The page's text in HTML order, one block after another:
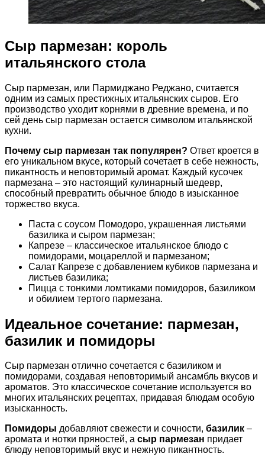
Сыр пармезан: король
итальянского стола
Сыр пармезан, или Пармиджано Реджано, считается
одним из самых престижных итальянских сыров. Его
производство уходит корнями в древние времена, и по
сей день сыр пармезан остается символом итальянской
кухни.
Почему сыр пармезан так популярен? Ответ кроется в
его уникальном вкусе, который сочетает в себе нежность,
пикантность и неповторимый аромат. Каждый кусочек
пармезана – это настоящий кулинарный шедевр,
способный превратить обычное блюдо в изысканное
торжество вкуса.
Паста с соусом Помодоро, украшенная листьями
базилика и сыром пармезан;
Капрезе – классическое итальянское блюдо с
помидорами, моцареллой и пармезаном;
Салат Капрезе с добавлением кубиков пармезана и
листьев базилика;
Пицца с тонкими ломтиками помидоров, базиликом
и обилием тертого пармезана.
Идеальное сочетание: пармезан,
базилик и помидоры
Сыр пармезан отлично сочетается с базиликом и
помидорами, создавая неповторимый ансамбль вкусов и
ароматов. Это классическое сочетание используется во
многих итальянских рецептах, придавая блюдам особую
изысканность.
Помидоры добавляют свежести и сочности, базилик –
аромата и нотки пряностей, а сыр пармезан придает
блюду неповторимый вкус и нежную пикантность.